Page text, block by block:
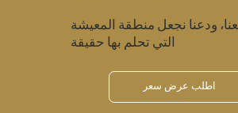
ودعنا نجعل منطقة المعيشة
التي تحلم بها حقيقة
اطلب عرض سعر